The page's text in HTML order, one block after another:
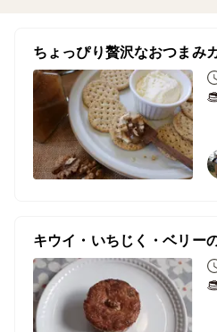
ちょっぴり贅沢なおつまみ